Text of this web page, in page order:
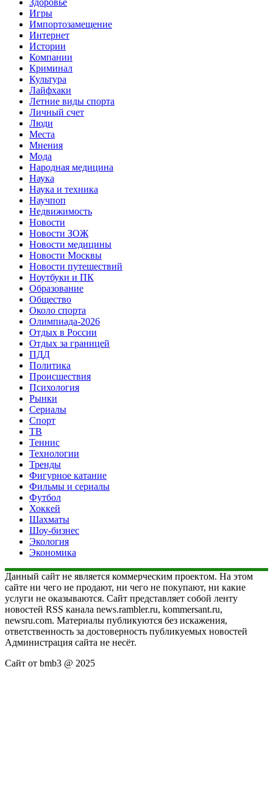
Игры
Импортозамещение
Интернет
Истории
Компании
Криминал
Культура
Лайфхаки
Летние виды спорта
Личный счет
Люди
Места
Мнения
Мода
Народная медицина
Наука
Наука и техника
Научпоп
Недвижимость
Новости
Новости ЗОЖ
Новости медицины
Новости Москвы
Новости путешествий
Ноутбуки и ПК
Образование
Общество
Около спорта
Олимпиада-2026
Отдых в России
Отдых за границей
ПДД
Политика
Происшествия
Психология
Рынки
Сериалы
Спорт
ТВ
Теннис
Технологии
Тренды
Фигурное катание
Фильмы и сериалы
Футбол
Хоккей
Шахматы
Шоу-бизнес
Экология
Экономика
Данный сайт не является коммерческим проектом. На этом
сайте ни чего не продают, ни чего не покупают, ни какие
услуги не оказываются. Сайт представляет собой ленту
новостей RSS канала news.rambler.ru, kommersant.ru,
newsru.com. Материалы публикуются без искажения,
ответственность за достоверность публикуемых новостей
Администрация сайта не несёт.
Сайт от bmb3 @ 2025